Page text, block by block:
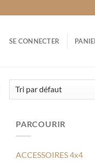
SE CONNECTER
PARCOURIR
ACCESSOIRES 4x4